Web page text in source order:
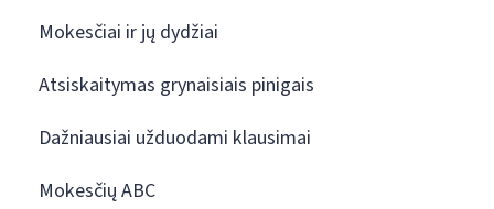
Mokesčiai ir jų dydžiai
Atsiskaitymas grynaisiais pinigais
Dažniausiai užduodami klausimai
Mokesčių ABC